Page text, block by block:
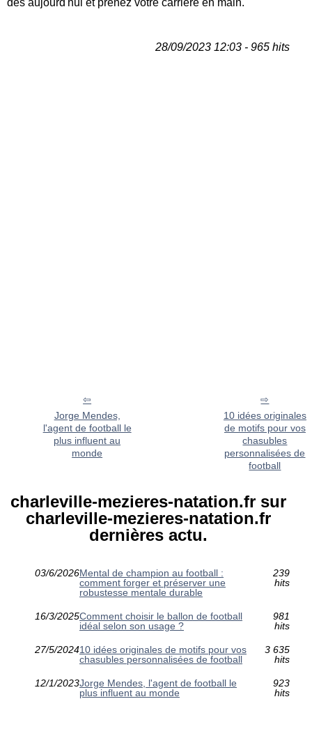
28/09/2023 12:03 - 965 hits
Jorge Mendes,
l'agent de football le
plus influent au
monde
10 idées originales
de motifs pour vos
chasubles
personnalisées de
football
charleville-mezieres-natation.fr sur
charleville-mezieres-natation.fr
dernières actu.
03/6/2026Mental de champion au football :
comment forger et préserver une
robustesse mentale durable
239
hits
16/3/2025Comment choisir le ballon de football
idéal selon son usage ?
981
hits
27/5/202410 idées originales de motifs pour vos
chasubles personnalisées de football
3 635
hits
12/1/2023Jorge Mendes, l'agent de football le
plus influent au monde
923
hits